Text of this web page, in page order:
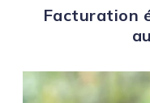
Facturation